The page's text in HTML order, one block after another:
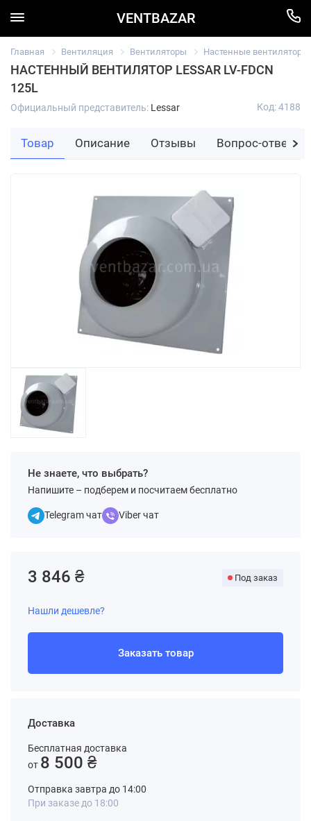
VENTBAZAR
Главная Вентиляция Вентиляторы Настенные вентиляторы
НАСТЕННЫЙ ВЕНТИЛЯТОР LESSAR LV-FDCN
125L
Официальный представитель: Lessar Код: 4188
Не знаете, что выбрать?
Напишите – подберем и посчитаем бесплатно
Telegram чат Viber чат
Доставка
Бесплатная доставка
от 8 500 ₴
Отправка завтра до 14:00
При заказе до 18:00
3 846 ₴ Под заказ
Нашли дешевле?
Заказать товар
Товар Описание Отзывы Вопрос-ответ